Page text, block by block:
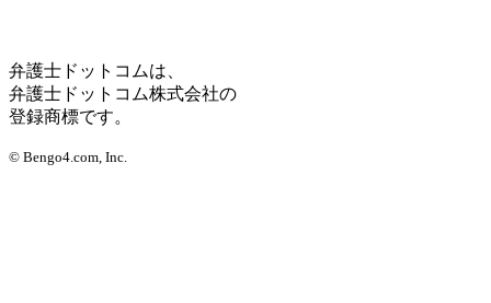
弁護士ドットコムは、
弁護士ドットコム株式会社の
登録商標です。
© Bengo4.com, Inc.